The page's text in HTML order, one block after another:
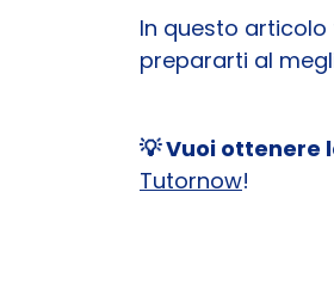
In questo articolo
prepararti al
💡 Vuoi ottenere
Tutornow!